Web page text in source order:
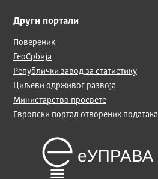
Други портали
Повереник
ГеоСрбија
Републички завод за статистику
Циљеви одрживог развоја
Министарство просвете
Европски портал отворених података